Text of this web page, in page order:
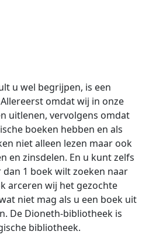
u wel begrijpen, is een
omdat wij in onze
uitlenen, vervolgens omdat
boeken hebben en als
niet alleen lezen maar ook
en zinsdelen. En u kunt zelfs
1 boek wilt zoeken naar
arceren wij het gezochte
niet mag als u een boek uit
De Dioneth-bibliotheek is
bibliotheek.